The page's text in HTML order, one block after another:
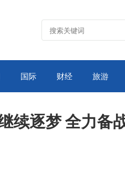
国际 财经 旅游
续逐梦 全力备